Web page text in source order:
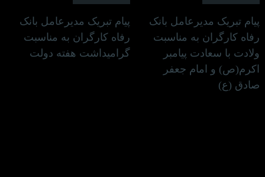
پیام تبریک مدیرعامل بانک
رفاه کارگران به مناسبت
ولادت با سعادت پیامبر
اکرم(ص) و امام جعفر
صادق (ع)
پیام تبریک مدیرعامل بانک
رفاه کارگران به مناسبت
گرامیداشت هفته دولت